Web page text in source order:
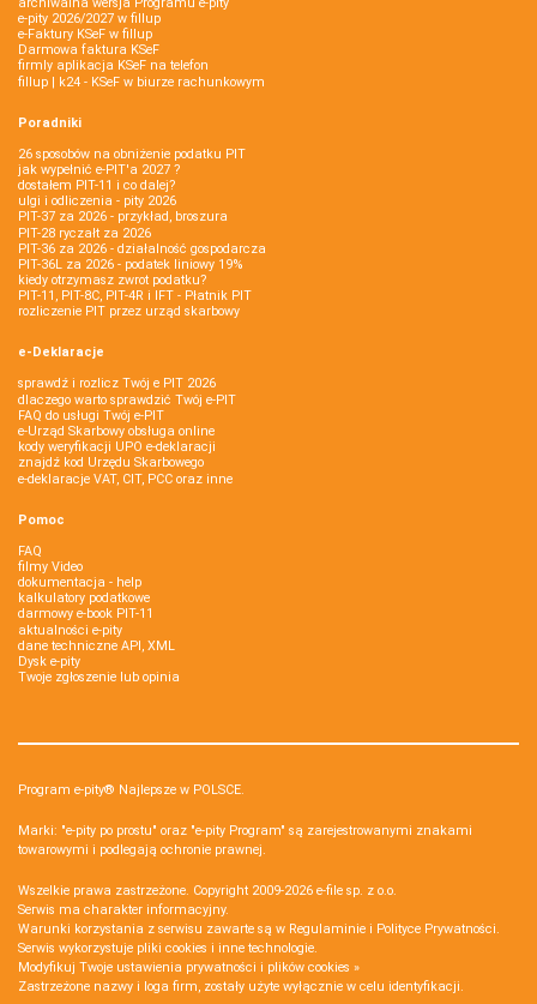
e-pity 2026/2027 w fillup
e‑Faktury KSeF w fillup
Darmowa faktura KSeF
firmly aplikacja KSeF na telefon
fillup | k24 - KSeF w biurze rachunkowym
Poradniki
26 sposobów na obniżenie podatku PIT
jak wypełnić e-PIT'a 2027 ?
dostałem PIT-11 i co dalej?
ulgi i odliczenia - pity 2026
PIT-37 za 2026 - przykład, broszura
PIT-28 ryczałt za 2026
PIT-36 za 2026 - działalność gospodarcza
PIT-36L za 2026 - podatek liniowy 19%
kiedy otrzymasz zwrot podatku?
PIT-11, PIT-8C, PIT-4R i IFT - Płatnik PIT
rozliczenie PIT przez urząd skarbowy
e-Deklaracje
sprawdź i rozlicz Twój e PIT 2026
dlaczego warto sprawdzić Twój e-PIT
FAQ do usługi Twój e-PIT
e-Urząd Skarbowy obsługa online
kody weryfikacji UPO e-deklaracji
znajdź kod Urzędu Skarbowego
e-deklaracje VAT, CIT, PCC oraz inne
Pomoc
FAQ
filmy Video
dokumentacja - help
kalkulatory podatkowe
darmowy e-book PIT-11
aktualności e-pity
dane techniczne API, XML
Dysk e-pity
Twoje zgłoszenie lub opinia
Program e-pity® Najlepsze w POLSCE.
Marki: "e-pity po prostu" oraz "e-pity Program" są zarejestrowanymi znakami
towarowymi i podlegają ochronie prawnej.
Wszelkie prawa zastrzeżone. Copyright 2009-2026 e-file sp. z o.o.
Serwis ma charakter informacyjny.
Warunki korzystania z serwisu zawarte są w Regulaminie i Polityce Prywatności.
Serwis wykorzystuje pliki cookies i inne technologie.
Modyfikuj Twoje ustawienia prywatności i plików cookies »
Zastrzeżone nazwy i loga firm, zostały użyte wyłącznie w celu identyfikacji.